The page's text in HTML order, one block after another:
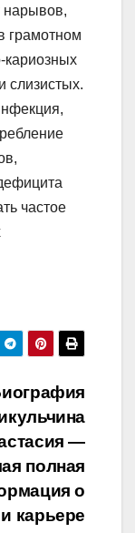
нарывов,
грамотном
кариозных
слизистых.
частое
—
полная
о
карьере